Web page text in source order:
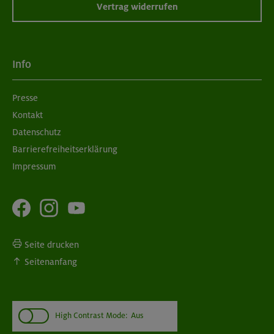
Vertrag widerrufen
Info
Presse
Kontakt
Datenschutz
Barrierefreiheitserklärung
Impressum
Seite drucken
Seitenanfang
High Contrast Mode: Aus